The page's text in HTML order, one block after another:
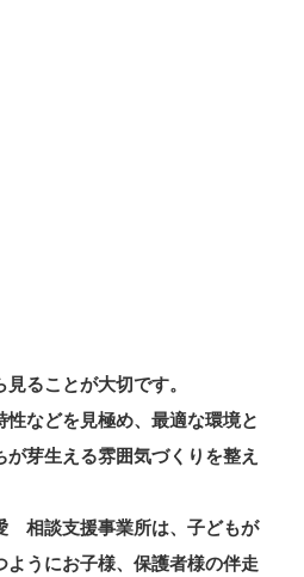
ることが大切です。
などを見極め、最適な環境と
が芽生える雰囲気づくりを整え
相談支援事業所は、子どもが
ようにお子様、保護者様の伴走